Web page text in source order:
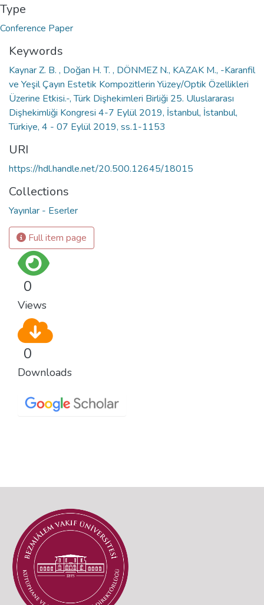
Type
Conference Paper
Keywords
Kaynar Z. B. , Doğan H. T. , DÖNMEZ N., KAZAK M., -Karanfil
ve Yeşil Çayın Estetik Kompozitlerin Yüzey/Optik Özellikleri
Üzerine Etkisi.-, Türk Dişhekimleri Birliği 25. Uluslararası
Dişhekimliği Kongresi 4-7 Eylül 2019, İstanbul, İstanbul,
Türkiye, 4 - 07 Eylül 2019, ss.1-1153
URI
https://hdl.handle.net/20.500.12645/18015
Collections
Yayınlar - Eserler
Full item page
0
Views
0
Downloads